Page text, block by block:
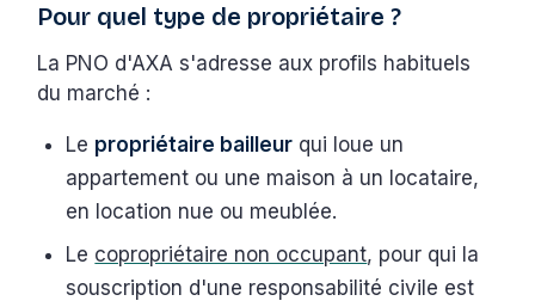
Pour quel type de propriétaire ?
La PNO d'AXA s'adresse aux profils habituels
du marché :
Le propriétaire bailleur qui loue un
appartement ou une maison à un locataire,
en location nue ou meublée.
Le copropriétaire non occupant, pour qui la
souscription d'une responsabilité civile est